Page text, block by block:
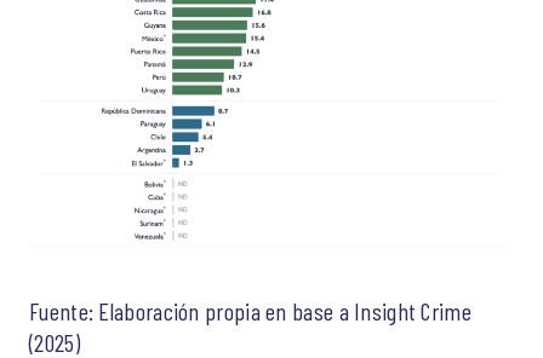
Fuente: Elaboración propia en base a Insight Crime
(2025)